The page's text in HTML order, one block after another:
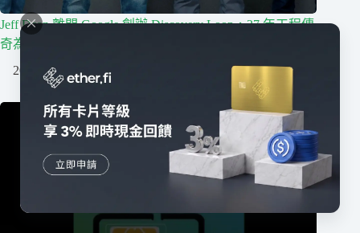
Jeff Dean 離開 Google 創辦 Discovery Loop，27 年工程傳
奇為何牽動 Alphabet 股價？
2026/08/06